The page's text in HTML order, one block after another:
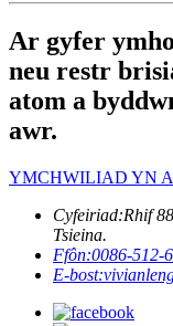
Ar gyfer
neu restr
atom a
awr.
YMCHWILIAD YN
Cyfeiriad:Rhif
Tsieina.
Ffôn:0086-512-
E-bost: